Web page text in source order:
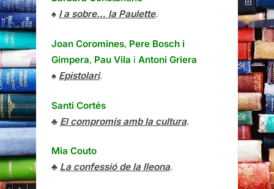
♠ I a sobre… la Paulette.
Joan Coromines, Pere Bosch i
Gimpera, Pau Vila i Antoni Griera
♠ Epistolari.
Santi Cortés
♣ El compromís amb la cultura.
Mia Couto
♣ La confessió de la lleona.